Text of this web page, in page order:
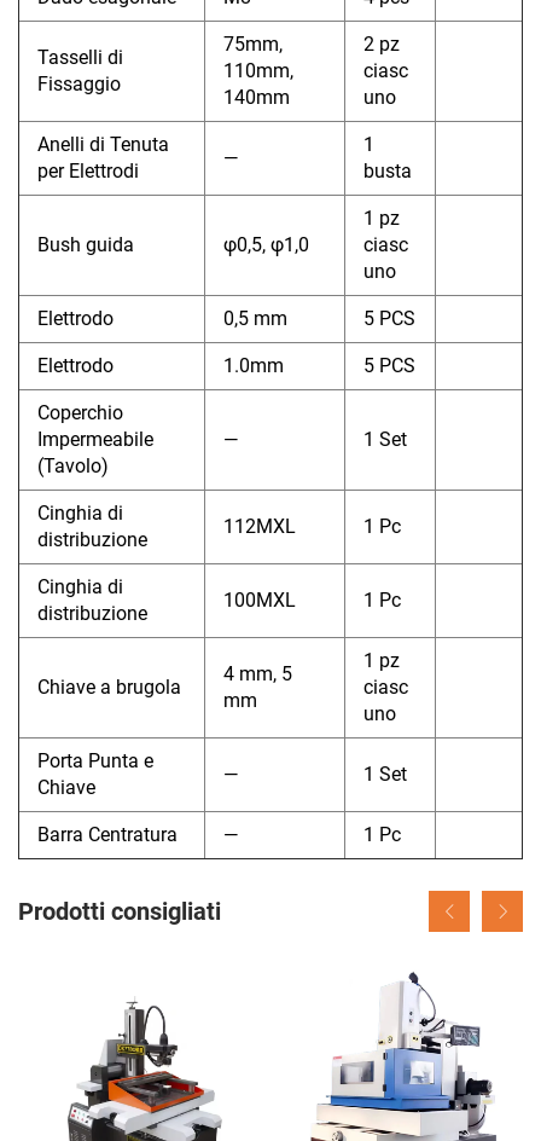
Tasselli di
Fissaggio
75mm,
110mm,
140mm
2 pz
ciasc
uno
Anelli di Tenuta
per Elettrodi
—
1
busta
Bush guida φ0,5, φ1,0
1 pz
ciasc
uno
Elettrodo 0,5 mm 5 PCS
Elettrodo 1.0mm 5 PCS
Coperchio
Impermeabile
(Tavolo)
— 1 Set
Cinghia di
distribuzione
112MXL 1 Pc
Cinghia di
distribuzione
100MXL 1 Pc
Chiave a brugola
4 mm, 5
mm
1 pz
ciasc
uno
Porta Punta e
Chiave
— 1 Set
Barra Centratura — 1 Pc
Prodotti consigliati